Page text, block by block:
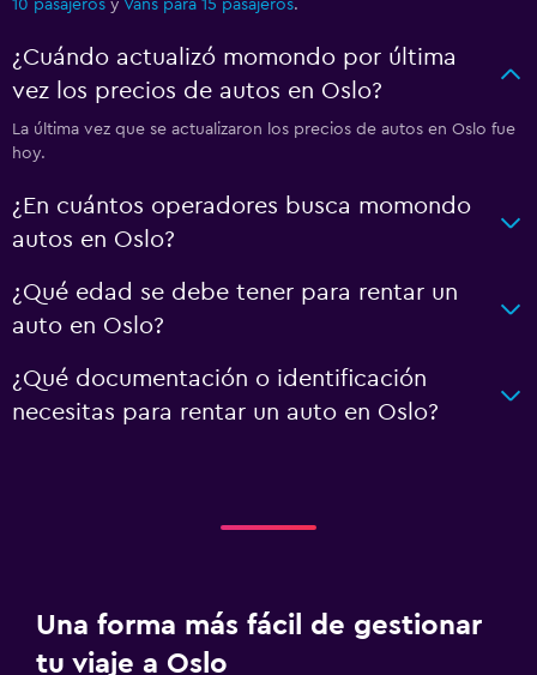
10 pasajeros y Vans para 15 pasajeros.
¿Cuándo actualizó momondo por última
vez los precios de autos en Oslo?
La última vez que se actualizaron los precios de autos en Oslo fue
hoy.
¿En cuántos operadores busca momondo
autos en Oslo?
¿Qué edad se debe tener para rentar un
auto en Oslo?
¿Qué documentación o identificación
necesitas para rentar un auto en Oslo?
Una forma más fácil de gestionar
tu viaje a Oslo